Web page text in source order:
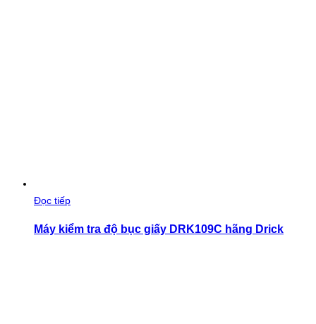
Đọc tiếp
Máy kiểm tra độ bục giấy DRK109C hãng Drick